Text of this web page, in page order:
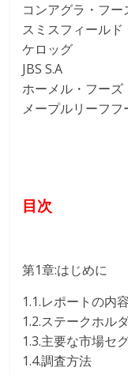
コンアグラ・フー
スミスフィールド
ケロッグ
JBS S.A
ホーメル・フー
メープルリーフフ
目次
第1章:はじめに
1.1.レポートの内容
1.2.ステークホル
1.3.主要な市場セ
1.4.調査方法